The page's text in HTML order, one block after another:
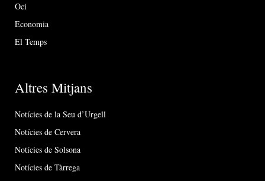
Oci
Economia
El Temps
Altres Mitjans
Notícies de la Seu d’Urgell
Notícies de Cervera
Notícies de Solsona
Notícies de Tàrrega